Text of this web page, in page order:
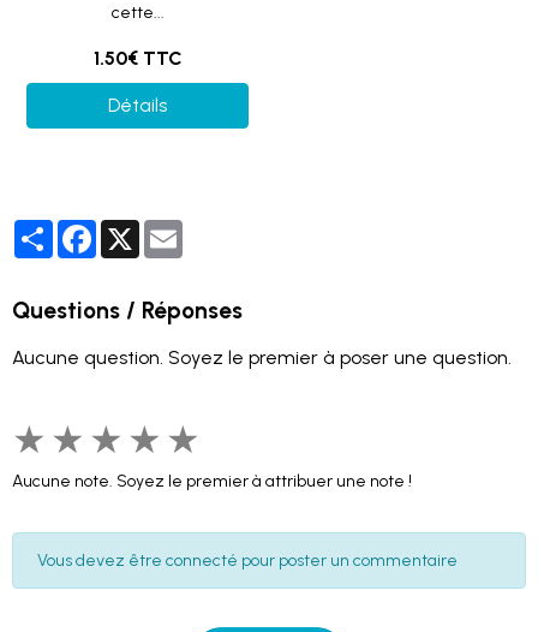
cette...
1.50€ TTC
Détails
PartagerFacebook
X
Questions / Réponses
Aucune question. Soyez le premier à poser une question.
★ ★ ★ ★ ★
Aucune note. Soyez le premier à attribuer une note !
Vous devez être connecté pour poster un commentaire